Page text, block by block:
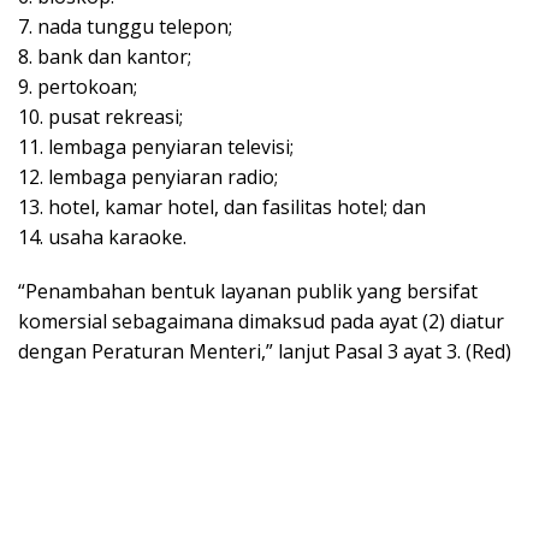
7. nada tunggu telepon;
8. bank dan kantor;
9. pertokoan;
10. pusat rekreasi;
11. lembaga penyiaran televisi;
12. lembaga penyiaran radio;
13. hotel, kamar hotel, dan fasilitas hotel; dan
14. usaha karaoke.
“Penambahan bentuk layanan publik yang bersifat
komersial sebagaimana dimaksud pada ayat (2) diatur
dengan Peraturan Menteri,” lanjut Pasal 3 ayat 3. (Red)